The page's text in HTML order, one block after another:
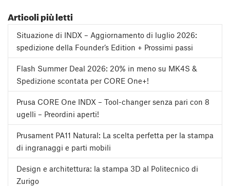
Articoli più letti
Situazione di INDX – Aggiornamento di luglio 2026:
spedizione della Founder’s Edition + Prossimi passi
Flash Summer Deal 2026: 20% in meno su MK4S &
Spedizione scontata per CORE One+!
Prusa CORE One INDX – Tool-changer senza pari con 8
ugelli – Preordini aperti!
Prusament PA11 Natural: La scelta perfetta per la stampa
di ingranaggi e parti mobili
Design e architettura: la stampa 3D al Politecnico di
Zurigo